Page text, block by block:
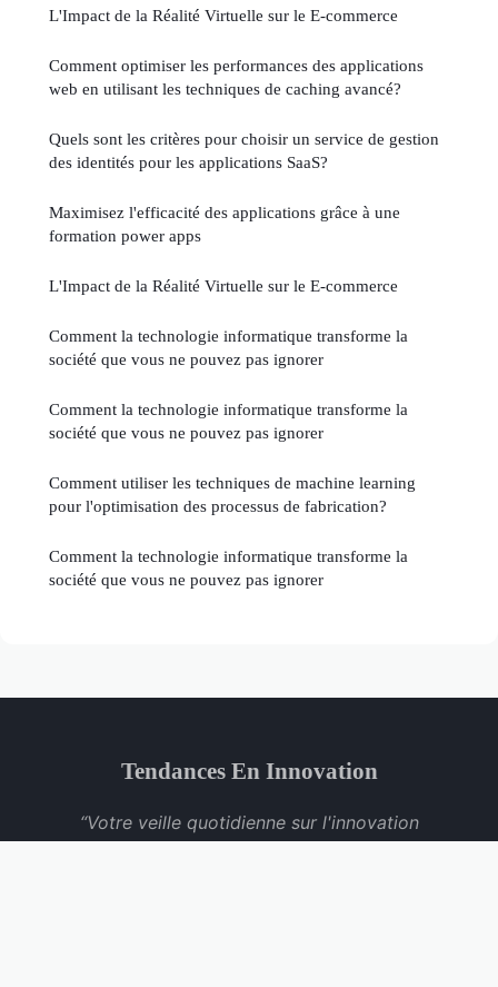
L'Impact de la Réalité Virtuelle sur le E-commerce
Comment optimiser les performances des applications
web en utilisant les techniques de caching avancé?
Quels sont les critères pour choisir un service de gestion
des identités pour les applications SaaS?
Maximisez l'efficacité des applications grâce à une
formation power apps
L'Impact de la Réalité Virtuelle sur le E-commerce
Comment la technologie informatique transforme la
société que vous ne pouvez pas ignorer
Comment la technologie informatique transforme la
société que vous ne pouvez pas ignorer
Comment utiliser les techniques de machine learning
pour l'optimisation des processus de fabrication?
Comment la technologie informatique transforme la
société que vous ne pouvez pas ignorer
Tendances En Innovation
“Votre veille quotidienne sur l'innovation